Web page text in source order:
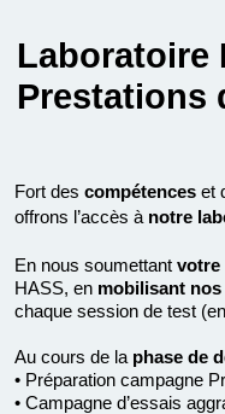
Laboratoire
Prestations
Fort des compétenceset
offrons l’accès à notre
En nous soumettant votre
HASS, en mobilisant
chaque session de test
Au cours de la phase de
• Préparation campagne
• Campagne d’essais